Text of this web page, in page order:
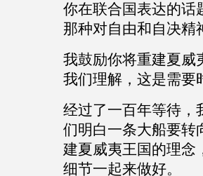
你在联合国表达的话
那种对自由和自决精
我鼓励你将重建夏威
我们理解，这是需要
经过了一百年等待，
们明白一条大船要转
建夏威夷王国的理念
细节一起来做好。